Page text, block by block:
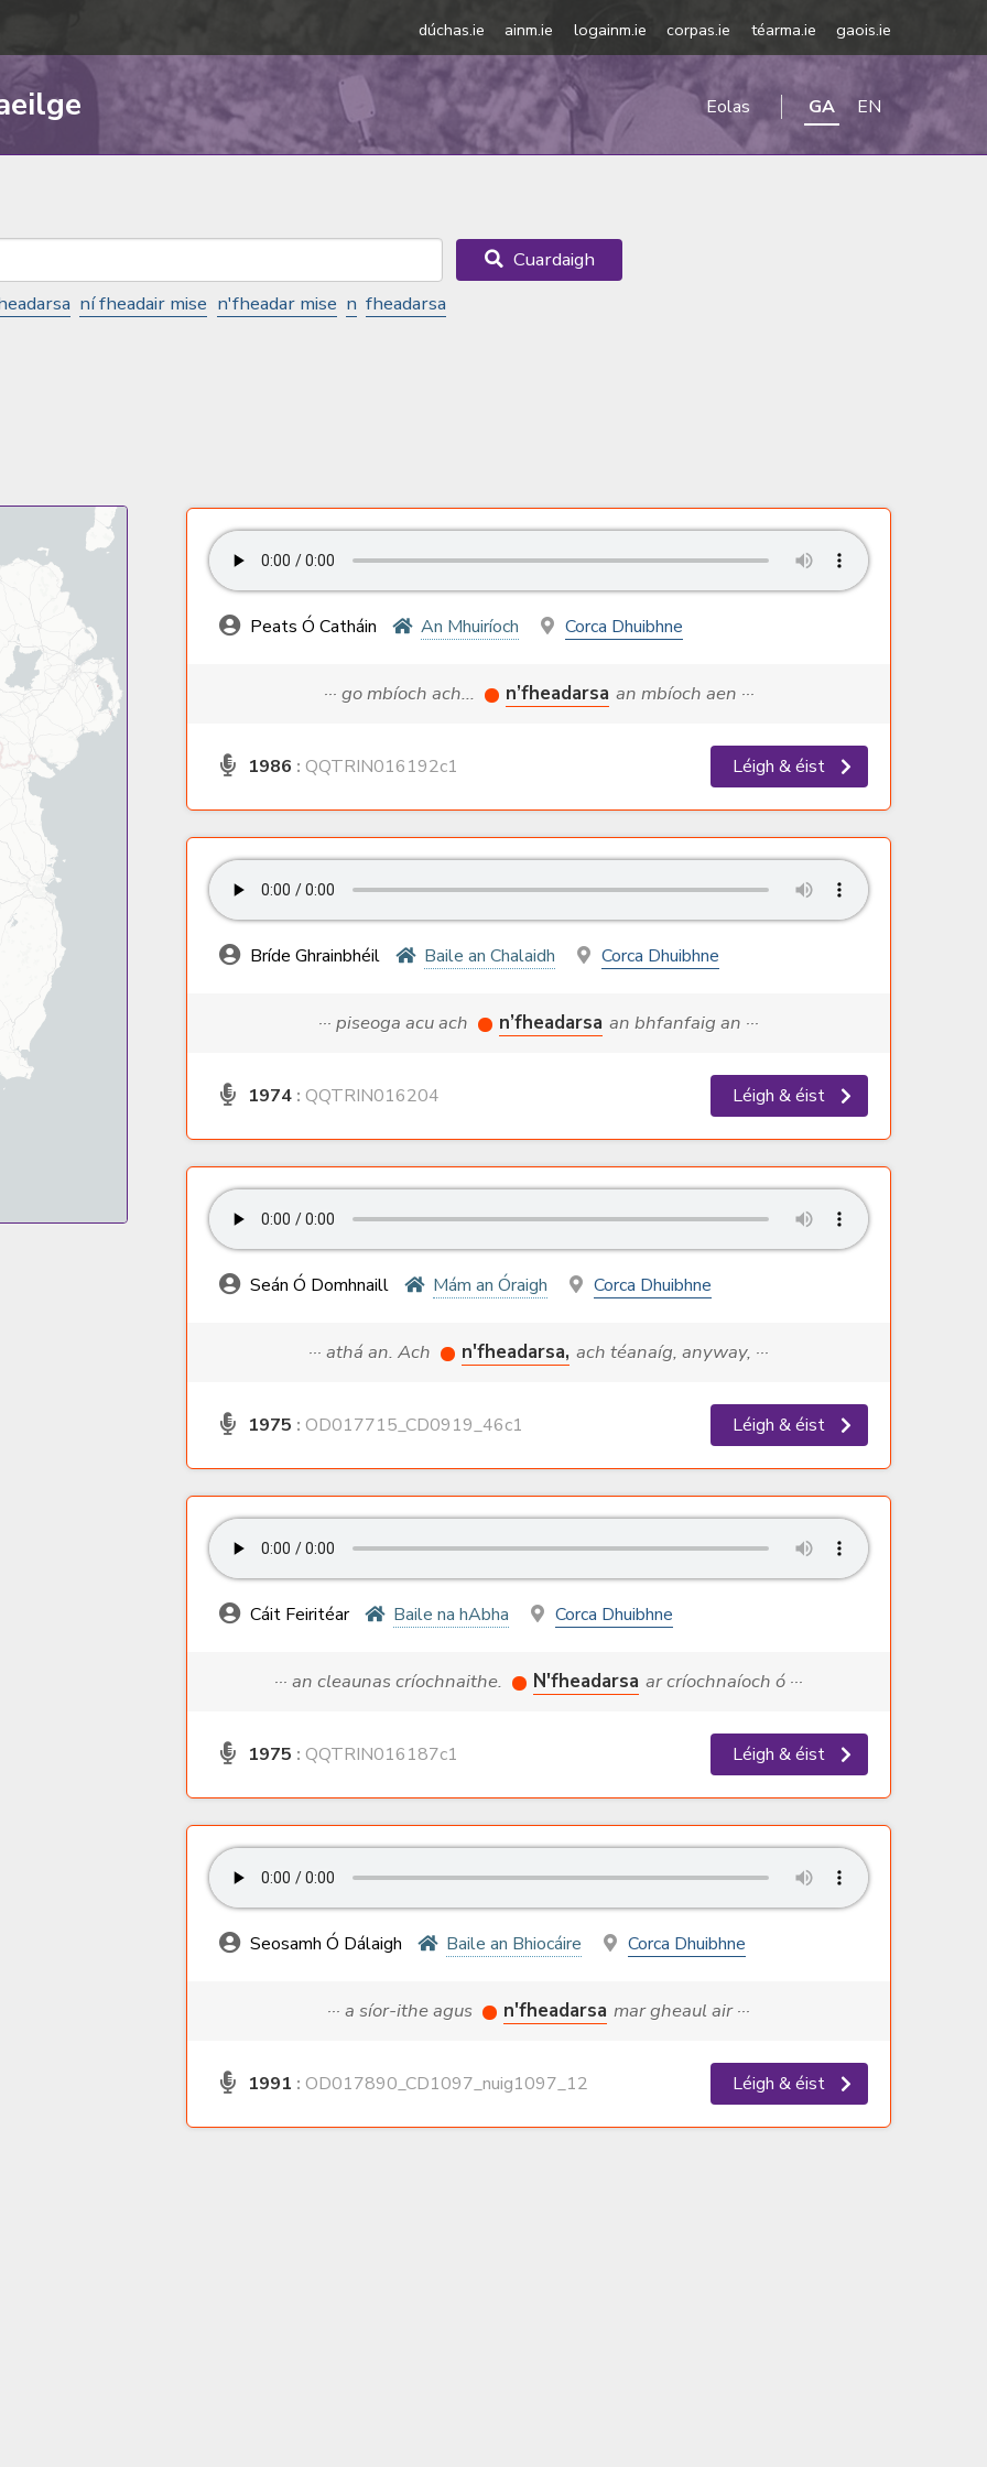
dúchas.ie ainm.ie logainm.ie corpas.ie téarma.ie gaois.ie
Eolas GA EN
Cuardaigh
ní fheadair mise n'fheadar mise n fheadarsa
Peats Ó Catháin An Mhuiríoch Corca Dhuibhne
··· go mbíoch ach... n’fheadarsa an mbíoch aen ···
1986 : QQTRIN016192c1 Léigh & éist
Bríde Ghrainbhéil Baile an Chalaidh Corca Dhuibhne
··· piseoga acu ach n’fheadarsa an bhfanfaig an ···
1974 : QQTRIN016204 Léigh & éist
Seán Ó Domhnaill Mám an Óraigh Corca Dhuibhne
··· athá an. Ach n'fheadarsa, ach téanaíg, anyway, ···
1975 : OD017715_CD0919_46c1 Léigh & éist
Cáit Feiritéar Baile na hAbha Corca Dhuibhne
··· an cleaunas críochnaithe. N'fheadarsa ar críochnaíoch ó ···
1975 : QQTRIN016187c1 Léigh & éist
Seosamh Ó Dálaigh Baile an Bhiocáire Corca Dhuibhne
··· a síor-ithe agus n'fheadarsa mar gheaul air ···
1991 : OD017890_CD1097_nuig1097_12 Léigh & éist